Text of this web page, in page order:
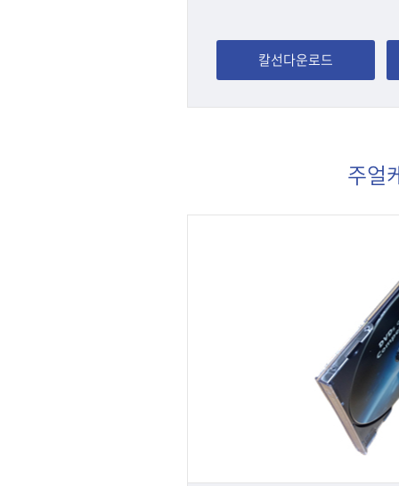
칼선다운로드
주얼